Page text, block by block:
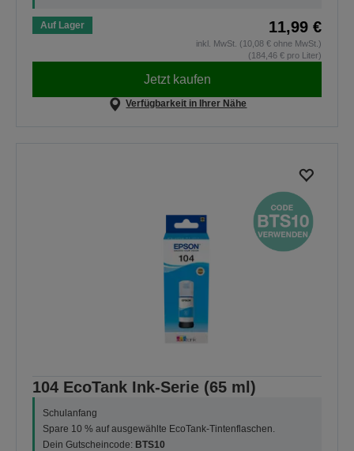
Auf Lager 11,99 €
inkl. MwSt. (10,08 € ohne MwSt.)
(184,46 € pro Liter)
Jetzt kaufen
Verfügbarkeit in Ihrer Nähe
104 EcoTank Ink-Serie (65 ml)
Schulanfang
Spare 10 % auf ausgewählte EcoTank-Tintenflaschen.
Dein Gutscheincode: BTS10